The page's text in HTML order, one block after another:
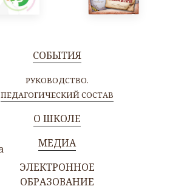
СОБЫТИЯ
РУКОВОДСТВО.
ПЕДАГОГИЧЕСКИЙ СОСТАВ
О ШКОЛЕ
МЕДИА
ЭЛЕКТРОННОЕ
ОБРАЗОВАНИЕ